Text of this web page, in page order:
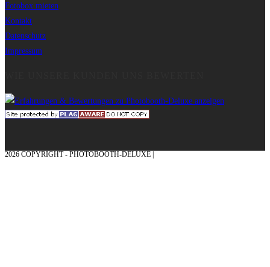
Fotobox mieten
Kontakt
Datenschutz
Impressum
2026 COPYRIGHT - PHOTOBOOTH-DELUXE |